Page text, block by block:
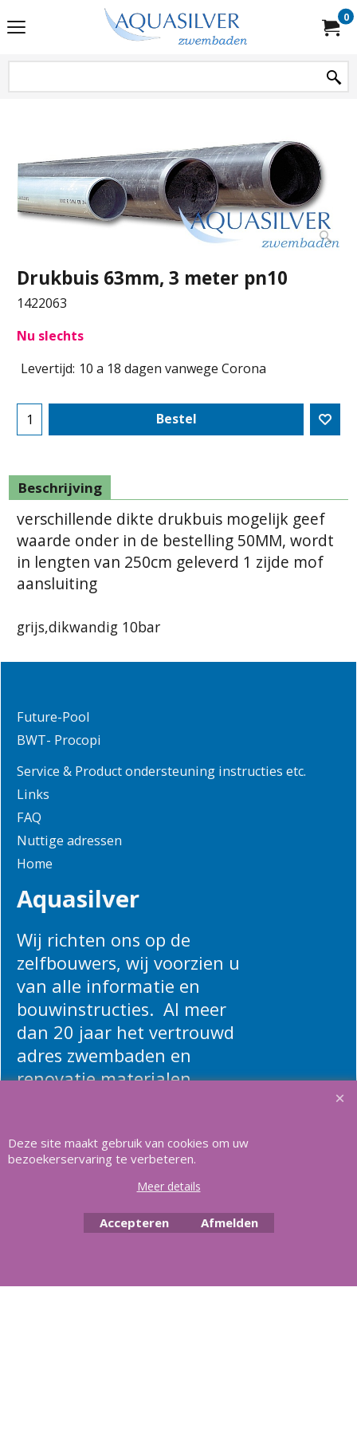
0
Drukbuis 63mm, 3 meter pn10
1422063
Nu slechts
Levertijd: 10 a 18 dagen vanwege Corona
Bestel
Beschrijving
verschillende dikte drukbuis mogelijk geef
waarde onder in de bestelling 50MM, wordt
in lengten van 250cm geleverd 1 zijde mof
aansluiting
grijs,dikwandig 10bar
Future-Pool
BWT- Procopi
Service & Product ondersteuning instructies etc.
Links
FAQ
Nuttige adressen
Home
Aquasilver
Wij richten ons op de
zelfbouwers, wij voorzien u
van alle informatie en
bouwinstructies. Al meer
dan 20 jaar het vertrouwd
adres zwembaden en
renovatie materialen.
voor zwembaden en alle toebehoren.
Deze site maakt gebruik van cookies om uw
bezoekerservaring te verbeteren.
Meer details
Accepteren Afmelden